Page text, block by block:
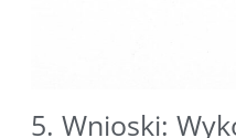
5. Wnioski: